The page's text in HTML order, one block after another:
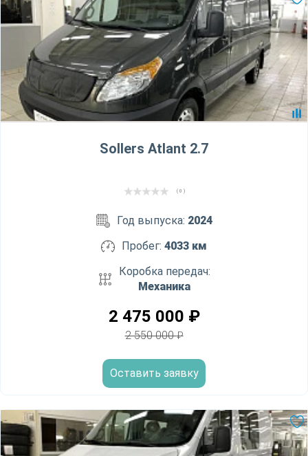
Sollers Atlant 2.7
( 0 )
Год выпуска: 2024
Пробег: 4033 км
Коробка передач:
Механика
2 475 000 ₽
2 550 000₽
Оставить заявку